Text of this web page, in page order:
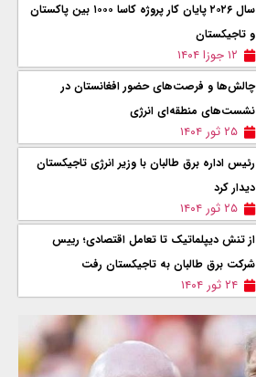
سال ۲۰۲۶ پایان کار پروژه‌ کاسا ۱۰۰۰ بین پاکستان
و تاجیکستان
۱۲ جوزا ۱۴۰۴
چالش‌ها و فرصت‌های حضور افغانستان در
نشست‌های منطقه‌ای انرژی
۲۵ ثور ۱۴۰۴
رئیس اداره برق طالبان با وزیر انرژی تاجیکستان
دیدار کرد
۲۵ ثور ۱۴۰۴
از تنش دیپلماتیک تا تعامل اقتصادی؛ رییس
شرکت برق طالبان به تاجیکستان رفت
۲۴ ثور ۱۴۰۴